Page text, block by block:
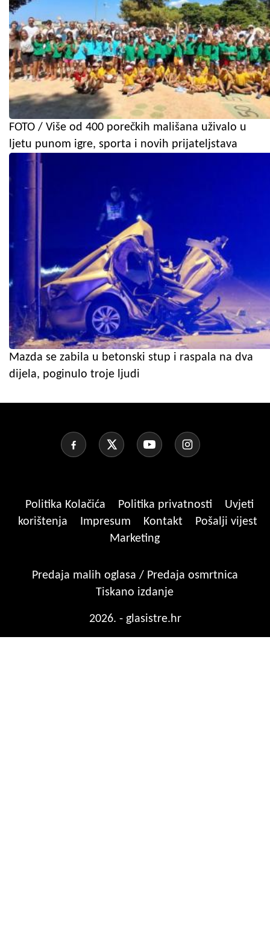
FOTO / Više od 400 porečkih mališana uživalo u
ljetu punom igre, sporta i novih prijateljstava
Mazda se zabila u betonski stup i raspala na dva
dijela, poginulo troje ljudi
Politika Kolačića Politika privatnosti
Uvjeti
korištenja
Impresum Kontakt
Pošalji vijest
Marketing
Predaja malih oglasa / Predaja osmrtnica
Tiskano izdanje
2026. - glasistre.hr